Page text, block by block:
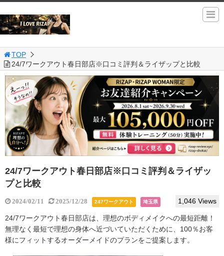
TOP
24/7ワークアウト春日部店※口コミ評判＆ライザップと比較
24/7ワークアウト春日部店※口コミ評判＆ライザッ
プと比較
2024/02/11 2025/12/28 247ワークアウト 埼玉県 1,046 Views
24/7ワークアウト春日部店は、理想のボディメイクへの最短距離！
無理なく最短で理想の身体へ近づいていただくために、100％お客
様にフィットするオーダーメイドのプランをご提案します。